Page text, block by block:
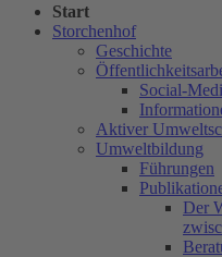
Start
Storchenhof
Geschichte
Social-
Aktiver
Umweltbildung
Führungen
Der